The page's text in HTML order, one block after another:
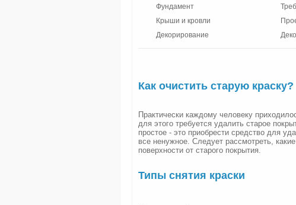
Фундамент
Крыши и кровли
Декорирование
Как очистить старую краску?
Практически каждому человеку
для этого требуется удалить старое
простое - это приобрести средство для
все ненужное. Следует рассмотреть,
поверхности от старого покрытия.
Типы снятия краски